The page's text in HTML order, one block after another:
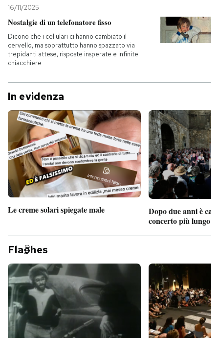
16/11/2025
Nostalgie di un telefonatore fisso
Dicono che i cellulari ci hanno cambiato il
cervello, ma soprattutto hanno spazzato via
trepidanti attese, risposte insperate e infinite
chiacchiere
In evidenza
Le creme solari spiegate male
Dopo due anni è
concerto più lungo
Fla hes